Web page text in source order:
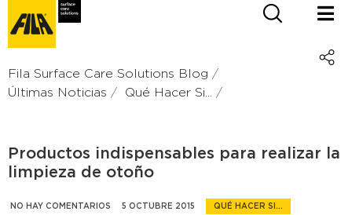
Fila Surface Care Solutions Blog
Últimas Noticias
Qué Hacer Si...
Productos indispensables para realizar la
limpieza de otoño
NO HAY COMENTARIOS 5 OCTUBRE 2015 QUÉ HACER SI...